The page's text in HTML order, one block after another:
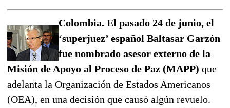
Colombia. El pasado 24 de junio, el
‘superjuez’ español Baltasar Garzón
fue nombrado asesor externo de la
Misión de Apoyo al Proceso de Paz (MAPP) que
adelanta la Organización de Estados Americanos
(OEA), en una decisión que causó algún revuelo.